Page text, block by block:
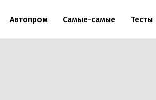
Автопром Самые-самые Тесты